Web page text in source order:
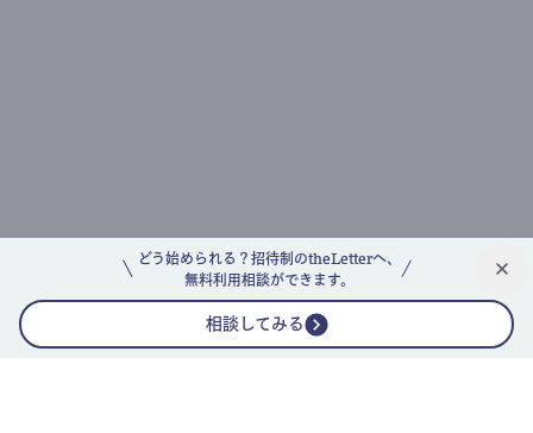
どう始められる？招待制のtheLetterへ、
無料利用相談ができます。
相談してみる